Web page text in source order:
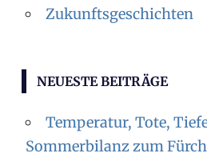
Zukunftsgeschichten
NEUESTE BEITRÄGE
Temperatur, Tote,
Sommerbilanz zum